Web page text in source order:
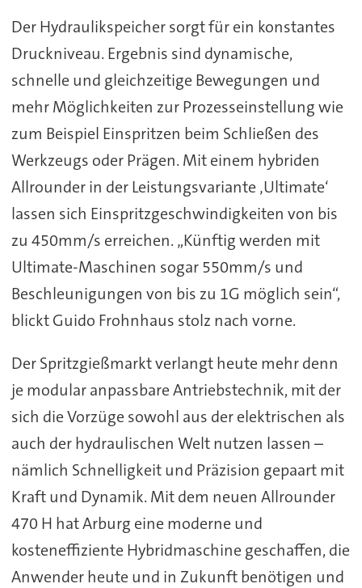
Der Hydraulikspeicher sorgt für ein konstantes
Druckniveau. Ergebnis sind dynamische,
schnelle und gleichzeitige Bewegungen und
mehr Möglichkeiten zur Prozesseinstellung wie
zum Beispiel Einspritzen beim Schließen des
Werkzeugs oder Prägen. Mit einem hybriden
Allrounder in der Leistungsvariante ‚Ultimate‘
lassen sich Einspritzgeschwindigkeiten von bis
zu 450mm/s erreichen. „Künftig werden mit
Ultimate-Maschinen sogar 550mm/s und
Beschleunigungen von bis zu 1G möglich sein“,
blickt Guido Frohnhaus stolz nach vorne.
Der Spritzgießmarkt verlangt heute mehr denn
je modular anpassbare Antriebstechnik, mit der
sich die Vorzüge sowohl aus der elektrischen als
auch der hydraulischen Welt nutzen lassen –
nämlich Schnelligkeit und Präzision gepaart mit
Kraft und Dynamik. Mit dem neuen Allrounder
470 H hat Arburg eine moderne und
kosteneffiziente Hybridmaschine geschaffen, die
Anwender heute und in Zukunft benötigen und